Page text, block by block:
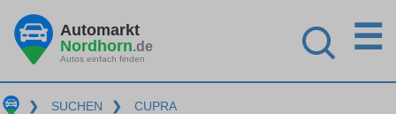
Automarkt
Nordhorn.de
Autos einfach finden
☰
❯ SUCHEN ❯ CUPRA